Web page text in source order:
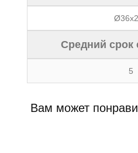
Средний срок
5
Вам может